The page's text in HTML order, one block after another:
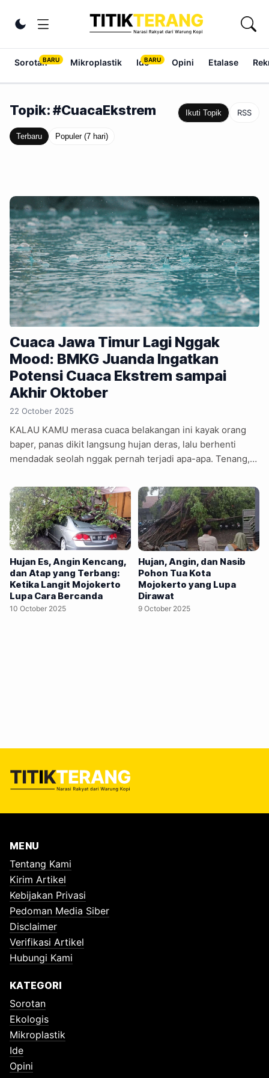
Ubah tema
Sorotan Mikroplastik Ide Opini Etalase
Topik: #CuacaEkstrem Ikuti Topik RSS
Terbaru Populer (7 hari)
Cuaca Jawa Timur Lagi Nggak
Mood: BMKG Juanda Ingatkan
Potensi Cuaca Ekstrem sampai
Akhir Oktober
22 October 2025
KALAU KAMU merasa cuaca belakangan ini kayak orang
baper, panas dikit langsung hujan deras, lalu berhenti
mendadak seolah nggak pernah terjadi apa-apa. Tenang,
Geofisika (BMKG) Juanda Sidoarjo baru saja
mengingatkan, Jawa Timur memang lagi masuk masa
pancaroba. Alias masa di mana langit lagi galau antara mau
tetap kering atau mulai basah. Menurut Kepala Stasiun
Meteorologi Kelas I Juanda, Taufiq Hermawan, periode 20–
29 Oktober 2025 bakal jadi waktu rawan buat cuaca
ekstrem di 32 wilayah kota dan kabupaten di Jawa Timur.
Artinya, dari Bangkalan sampai Banyuwangi, dari Pacitan
sampai Surabaya, semua berpotensi kena dampaknya.…
Hujan Es, Angin Kencang,
dan Atap yang Terbang:
Ketika Langit Mojokerto
Lupa Cara Bercanda
10 October 2025
Hujan, Angin, dan Nasib
Pohon Tua Kota
Mojokerto yang Lupa
Dirawat
9 October 2025
MENU
Tentang Kami
Kirim Artikel
Kebijakan Privasi
Pedoman Media Siber
Disclaimer
Verifikasi Artikel
Hubungi Kami
KATEGORI
Sorotan
Ekologis
Mikroplastik
Ide
Opini